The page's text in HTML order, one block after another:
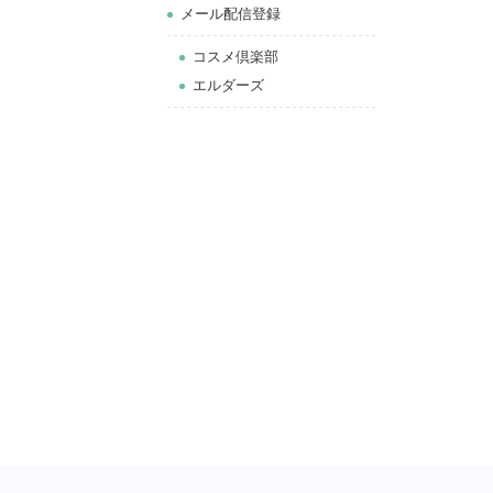
メール配信登録
コスメ倶楽部
エルダーズ